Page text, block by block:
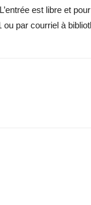
est libre et
par courriel à